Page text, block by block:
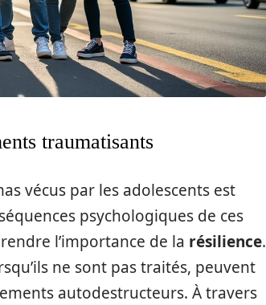
traumatisants
vécus par les adolescents est
psychologiques de ces
l’importance de la résilience.
ne sont pas traités, peuvent
autodestructeurs. À travers